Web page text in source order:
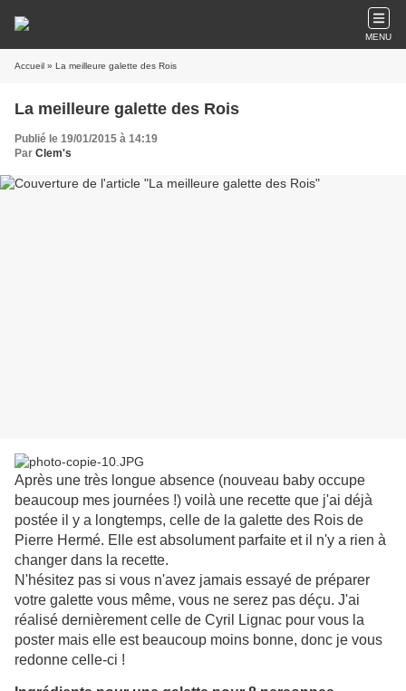
MENU
Accueil » La meilleure galette des Rois
La meilleure galette des Rois
Publié le 19/01/2015 à 14:19
Par Clem's
Après une très longue absence (nouveau baby occupe
beaucoup mes journées !) voilà une recette que j'ai déjà
postée il y a longtemps, celle de la galette des Rois de
Pierre Hermé. Elle est absolument parfaite et il n'y a rien à
changer dans la recette.
N'hésitez pas si vous n'avez jamais essayé de préparer
votre galette vous même, vous ne serez pas déçu. J'ai
réalisé dernièrement celle de Cyril Lignac pour vous la
poster mais elle est beaucoup moins bonne, donc je vous
redonne celle-ci !